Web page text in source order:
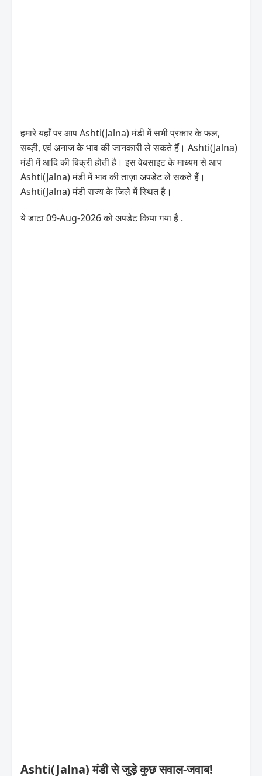
हमारे यहाँ पर आप Ashti(Jalna) मंडी में सभी प्रकार के फल,
सब्ज़ी, एवं अनाज के भाव की जानकारी ले सकते हैं। Ashti(Jalna)
मंडी में आदि की बिक्री होती है। इस वेबसाइट के माध्यम से आप
Ashti(Jalna) मंडी में भाव की ताज़ा अपडेट ले सकते हैं।
Ashti(Jalna) मंडी राज्य के जिले में स्थित है।
ये डाटा 09-Aug-2026 को अपडेट किया गया है .
Ashti(Jalna) मंडी से जुड़े कुछ सवाल-जवाब!